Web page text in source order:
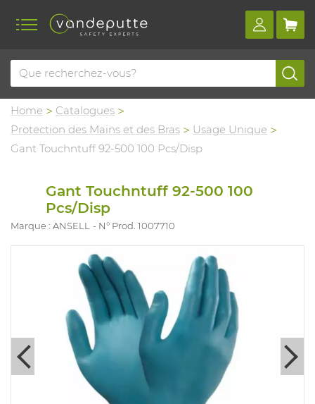
Home
Catalogues
Protection des Mains et des Bras
Usage Unique
Gant Touchntuff 92-500 100 Pcs/Disp
Gant Touchntuff 92-500 100
Pcs/Disp
Marque : ANSELL N° Prod. 1007710